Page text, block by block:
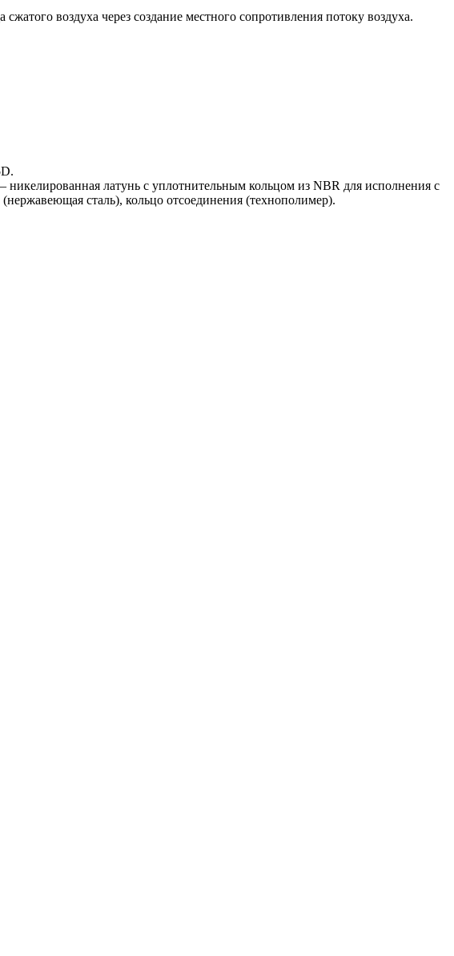
воздуха через создание местного сопротивления потоку воздуха.
латунь с уплотнительным кольцом из NBR для исполнения с
сталь), кольцо отсоединения (технополимер).